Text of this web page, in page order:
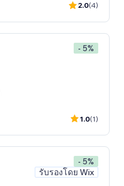
2.0(4)
- 5%
1.0(1)
- 5%
รับรองโดย Wix